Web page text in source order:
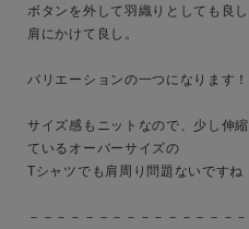
ボタンを外して羽織りとしても良し
肩にかけて良し。
バリエーションの一つになります！
サイズ感もニットなので、少し伸
ているオーバーサイズの
Tシャツでも肩周り問題ないですね
－－－－－－－－－－－－－－－